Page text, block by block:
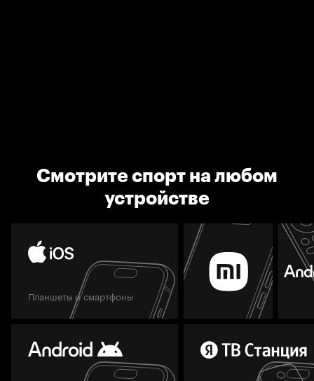
Смотрите спорт на любом
устройстве
Планшеты и смартфоны